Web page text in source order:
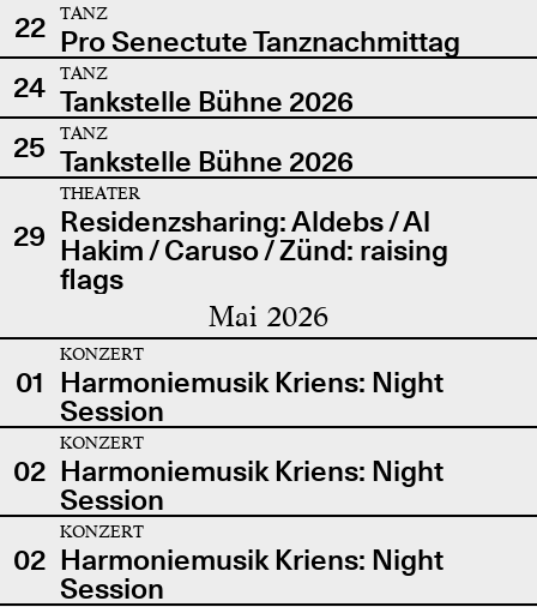
22
TANZ
Pro Senectute Tanznachmittag
24
TANZ
Tankstelle Bühne 2026
25
TANZ
Tankstelle Bühne 2026
29
THEATER
Residenzsharing: Aldebs / Al
Hakim / Caruso / Zünd: raising
flags
Mai 2026
01
KONZERT
Harmoniemusik Kriens: Night
Session
02
KONZERT
Harmoniemusik Kriens: Night
Session
02
KONZERT
Harmoniemusik Kriens: Night
Session